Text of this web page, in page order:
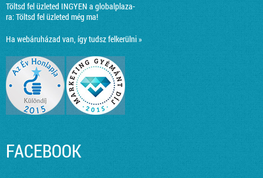
Töltsd fel üzleted INGYEN a globalplaza-
ra:Töltsd fel üzleted még ma!
Ha webáruházad van, így tudsz felkerülni »
FACEBOOK